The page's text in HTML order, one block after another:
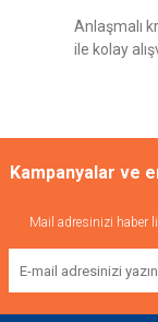
Anlaşmalı
ile kolay
Kampanyalar ve
Mail adresinizi haber